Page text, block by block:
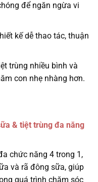
để ngăn ngừa vi
kế dễ thao tác, thuận
trùng nhiều bình và
con nhẹ nhàng hơn.
& tiệt trùng đa năng
chức năng 4 trong 1,
và rã đông sữa, giúp
quá trình chăm sóc